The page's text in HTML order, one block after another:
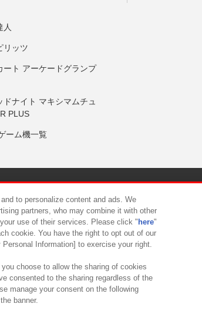
人
リッツ
ート アーケードグランプ
ドナイト マキシマムチュ
PLUS
ーム機一覧
いて カスタマーハラスメント対応方針
to personalize content and ads. We
partners, who may combine it with other
use of their services. Please click " here"
cookie. You have the right to opt out of our
Information] to exercise your right.
choose to allow the sharing of cookies
consented to the sharing regardless of the
manage your consent on the following
banner.